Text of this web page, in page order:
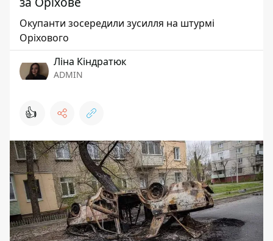
Окупанти зосередили зусилля на штурмі
Оріхового
Ліна Кіндратюк
ADMIN
👍